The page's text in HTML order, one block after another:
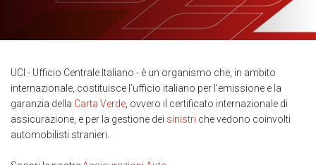
UCI - Ufficio Centrale Italiano - è un organismo che, in ambito
internazionale, costituisce l’ufficio italiano per l’emissione e la
garanzia della Carta Verde , ovvero il certificato internazionale di
assicurazione, e per la gestione dei sinistri che vedono coinvolti
automobilisti stranieri.